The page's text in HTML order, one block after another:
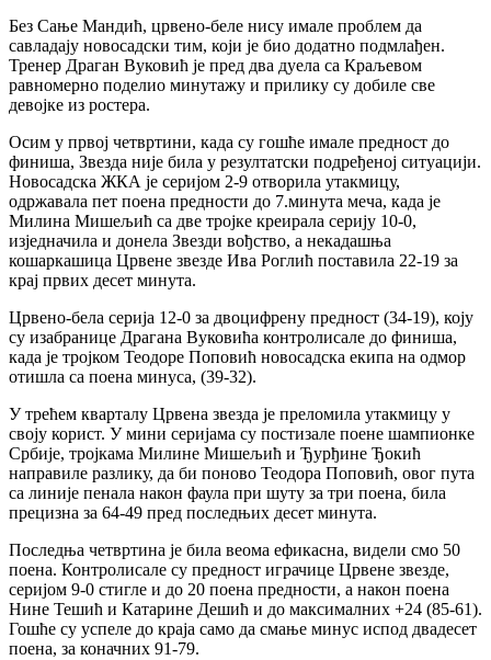
Без Сање Мандић, црвено-беле нису имале проблем да
савладају новосадски тим, који је био додатно подмлађен.
Тренер Драган Вуковић је пред два дуела са Краљевом
равномерно поделио минутажу и прилику су добиле све
девојке из ростера.
Осим у првој четвртини, када су гошће имале предност до
финиша, Звезда није била у резултатски подређеној ситуацији.
Новосадска ЖКА је серијом 2-9 отворила утакмицу,
одржавала пет поена предности до 7.минута меча, када је
Милина Мишељић са две тројке креирала серију 10-0,
изједначила и донела Звезди вођство, а некадашња
кошаркашица Црвене звезде Ива Роглић поставила 22-19 за
крај првих десет минута.
Црвено-бела серија 12-0 за двоцифрену предност (34-19), коју
су изабранице Драгана Вуковића контролисале до финиша,
када је тројком Теодоре Поповић новосадска екипа на одмор
отишла са поена минуса, (39-32).
У трећем кварталу Црвена звезда је преломила утакмицу у
своју корист. У мини серијама су постизале поене шампионке
Србије, тројкама Милине Мишељић и Ђурђине Ђокић
направиле разлику, да би поново Теодора Поповић, овог пута
са линије пенала након фаула при шуту за три поена, била
прецизна за 64-49 пред последњих десет минута.
Последња четвртина је била веома ефикасна, видели смо 50
поена. Контролисале су предност играчице Црвене звезде,
серијом 9-0 стигле и до 20 поена предности, а након поена
Нине Тешић и Катарине Дешић и до максималних +24 (85-61).
Гошће су успеле до краја само да смање минус испод двадесет
поена, за коначних 91-79.